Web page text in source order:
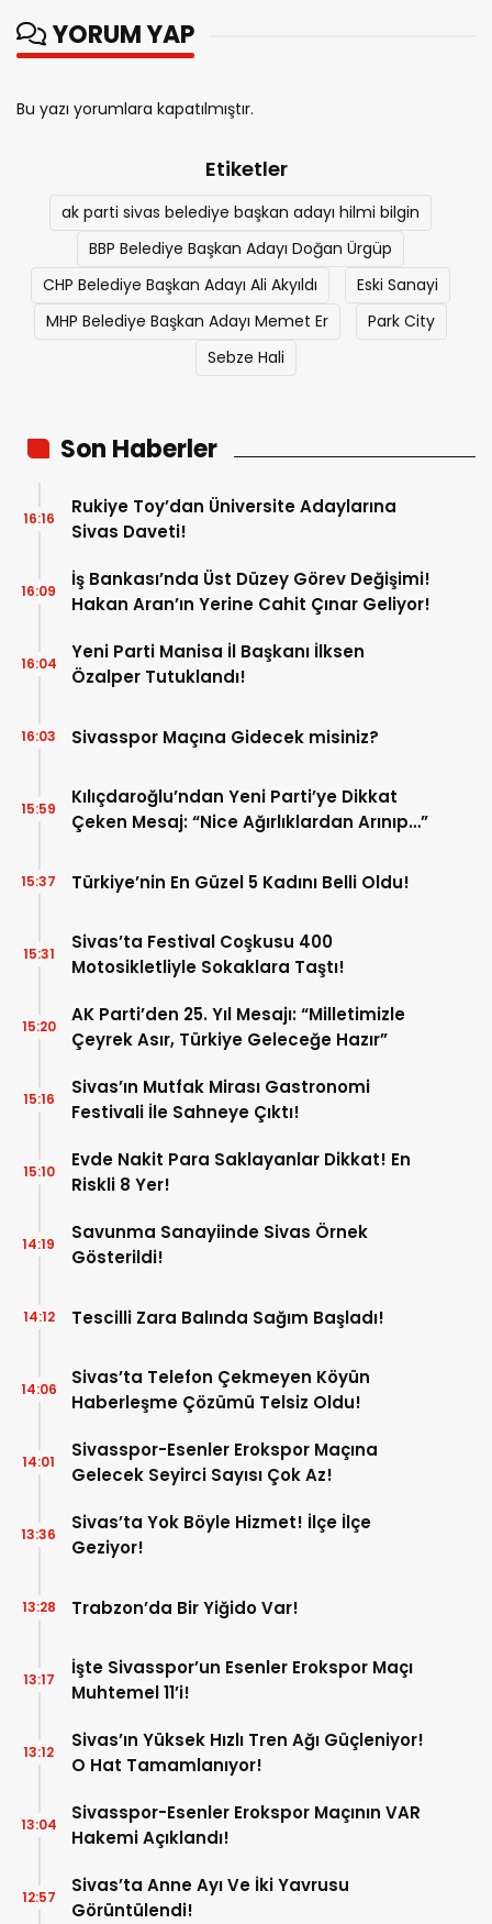
YORUM YAP
Bu yazı yorumlara kapatılmıştır.
Etiketler
ak parti sivas belediye başkan adayı hilmi bilgin
BBP Belediye Başkan Adayı Doğan Ürgüp
CHP Belediye Başkan Adayı Ali Akyıldı
Eski Sanayi
MHP Belediye Başkan Adayı Memet Er
Park City
Sebze Hali
Son Haberler
Rukiye Toy’dan Üniversite Adaylarına
Sivas Daveti!
16:16
İş Bankası’nda Üst Düzey Görev Değişimi!
Hakan Aran’ın Yerine Cahit Çınar Geliyor!
16:09
Yeni Parti Manisa İl Başkanı İlksen
Özalper Tutuklandı!
16:04
Sivasspor Maçına Gidecek misiniz?
16:03
Kılıçdaroğlu’ndan Yeni Parti’ye Dikkat
Çeken Mesaj: “Nice Ağırlıklardan Arınıp…”
15:59
Türkiye’nin En Güzel 5 Kadını Belli Oldu!
15:37
Sivas’ta Festival Coşkusu 400
Motosikletliyle Sokaklara Taştı!
15:31
AK Parti’den 25. Yıl Mesajı: “Milletimizle
Çeyrek Asır, Türkiye Geleceğe Hazır”
15:20
Sivas’ın Mutfak Mirası Gastronomi
Festivali İle Sahneye Çıktı!
15:16
Evde Nakit Para Saklayanlar Dikkat! En
Riskli 8 Yer!
15:10
Savunma Sanayiinde Sivas Örnek
Gösterildi!
14:19
Tescilli Zara Balında Sağım Başladı!
14:12
Sivas’ta Telefon Çekmeyen Köyün
Haberleşme Çözümü Telsiz Oldu!
14:06
Sivasspor-Esenler Erokspor Maçına
Gelecek Seyirci Sayısı Çok Az!
14:01
Sivas’ta Yok Böyle Hizmet! İlçe İlçe
Geziyor!
13:36
Trabzon’da Bir Yiğido Var!
13:28
İşte Sivasspor’un Esenler Erokspor Maçı
Muhtemel 11’i!
13:17
Sivas’ın Yüksek Hızlı Tren Ağı Güçleniyor!
O Hat Tamamlanıyor!
13:12
Sivasspor-Esenler Erokspor Maçının VAR
Hakemi Açıklandı!
13:04
Sivas’ta Anne Ayı Ve İki Yavrusu
Görüntülendi!
12:57